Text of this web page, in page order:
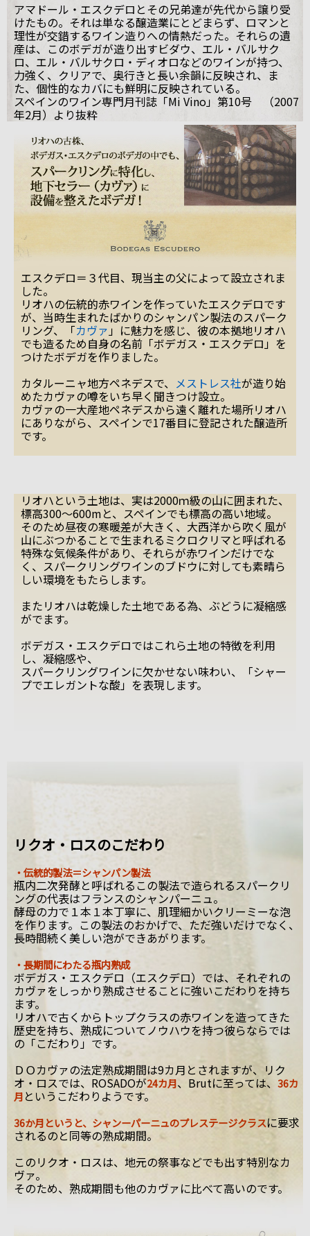
アマドール・エスクデロとその兄弟達が先代から譲り受
けたもの。それは単なる醸造業にとどまらず、ロマンと
理性が交錯するワイン造りへの情熱だった。それらの遺
産は、このボデガが造り出すビダウ、エル・バルサク
ロ、エル・バルサクロ・ディオロなどのワインが持つ、
力強く、クリアで、奥行きと長い余韻に反映され、ま
た、個性的なカバにも鮮明に反映されている。
スペインのワイン専門月刊誌「Mi Vino」第10号 （2007
年2月）より抜粋
エスクデロ＝３代目、現当主の父によって設立されま
した。
リオハの伝統的赤ワインを作っていたエスクデロです
が、当時生まれたばかりのシャンパン製法のスパーク
リング、「カヴァ」に魅力を感じ、彼の本拠地リオハ
でも造るため自身の名前「ボデガス・エスクデロ」を
つけたボデガを作りました。
カタルーニャ地方ペネデスで、 メストレス社が造り始
めたカヴァの噂をいち早く聞きつけ設立。
カヴァの一大産地ペネデスから遠く離れた場所リオハ
にありながら、スペインで17番目に登記された醸造所
です。
リオハという土地は、実は2000ｍ級の山に囲まれた、
標高300～600mと、スペインでも標高の高い地域。
そのため昼夜の寒暖差が大きく、大西洋から吹く風が
山にぶつかることで生まれるミクロクリマと呼ばれる
特殊な気候条件があり、それらが赤ワインだけでな
く、スパークリングワインのブドウに対しても素晴ら
しい環境をもたらします。
またリオハは乾燥した土地である為、ぶどうに凝縮感
がでます。
ボデガス・エスクデロではこれら土地の特徴を利用
し、凝縮感や、
スパークリングワインに欠かせない味わい、「シャー
プでエレガントな酸」を表現します。
リクオ・ロスのこだわり
・伝統的製法＝シャンパン製法
瓶内二次発酵と呼ばれるこの製法で造られるスパークリ
ングの代表はフランスのシャンパーニュ。
酵母の力で１本１本丁寧に、肌理細かいクリーミーな泡
を作ります。この製法のおかげで、ただ強いだけでなく、
長時間続く美しい泡ができあがります。
・長期間にわたる瓶内熟成
ボデガス・エスクデロ（エスクデロ）では、それぞれの
カヴァをしっかり熟成させることに強いこだわりを持ち
ます。
リオハで古くからトップクラスの赤ワインを造ってきた
歴史を持ち、熟成についてノウハウを持つ彼らならでは
の「こだわり」です。
ＤＯカヴァの法定熟成期間は9カ月とされますが、リク
オ・ロスでは、ROSADOが24カ月、Brutに至っては、 36カ
月というこだわりようです。
36か月というと、シャンーパーニュのプレステージクラスに要求
されるのと同等の熟成期間。
このリクオ・ロスは、地元の祭事などでも出す特別なカ
ヴァ。
そのため、熟成期間も他のカヴァに比べて高いのです。